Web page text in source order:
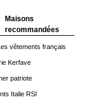
Maisons
recommandées
vêtements français
Kerfave
patriote
Italie RSI